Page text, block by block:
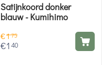
Satijnkoord donker
blauw - Kumihimo
€175
€1 40